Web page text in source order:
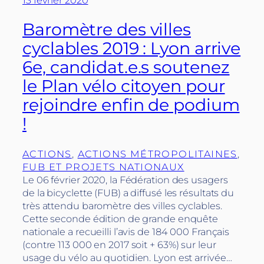
Baromètre des villes
cyclables 2019 : Lyon arrive
6e, candidat.e.s soutenez
le Plan vélo citoyen pour
rejoindre enfin de podium
!
ACTIONS , ACTIONS MÉTROPOLITAINES
FUB ET PROJETS NATIONAUX
Le 06 février 2020, la Fédération des usagers
de la bicyclette (FUB) a diffusé les résultats du
très attendu baromètre des villes cyclables.
Cette seconde édition de grande enquête
nationale a recueilli l’avis de 184 000 Français
(contre 113 000 en 2017 soit + 63%) sur leur
usage du vélo au quotidien. Lyon est arrivée…